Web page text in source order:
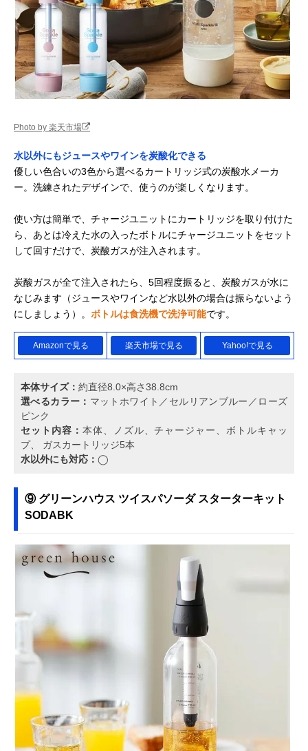
Photo by 楽天市場
水以外にもジュースやワインを炭酸化できる
優しい色合いの3色から選べるカートリッジ式の炭酸水メーカ
ー。洗練されたデザインで、使うのが楽しくなります。
使い方は簡単で、チャージユニットにカートリッジを取り付けた
ら、あとは冷えた水の入ったボトルにチャージユニットをセット
して回すだけで、炭酸ガスが注入されます。
炭酸ガスが全て注入されたら、5回程度振ると、炭酸ガスが水に
なじみます（ジュースやワインなど水以外の場合は振らないよう
にしましょう）。 ボトルは食洗機で洗浄可能です。
Amazonで見る 楽天市場で見る Yahoo!で見る
本体サイズ： 約直径8.0×高さ38.8cm
選べるカラー： マットホワイト／セルリアンブルー／ローズ
ピンク
セット内容： 本体、ノズル、チャージャー、ボトルキャッ
プ、 ガスカートリッジ5本
水以外にも対応： ◯
⑨ グリーンハウス ツイスパソーダ スターターキット
SODABK